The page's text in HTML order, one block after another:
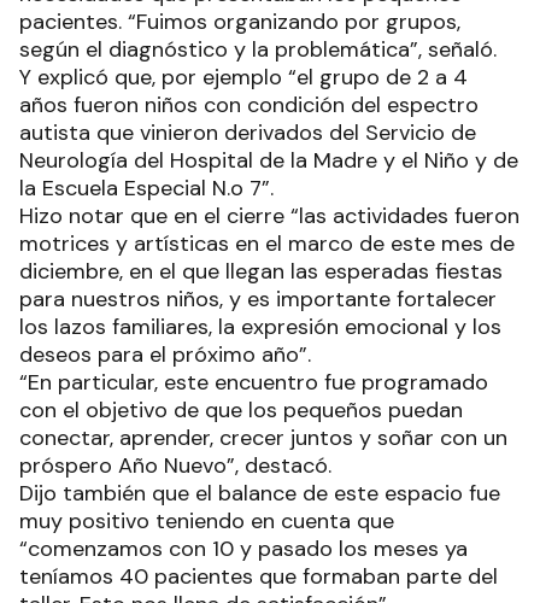
pacientes. “Fuimos organizando por grupos,
según el diagnóstico y la problemática”, señaló.
Y explicó que, por ejemplo “el grupo de 2 a 4
años fueron niños con condición del espectro
autista que vinieron derivados del Servicio de
Neurología del Hospital de la Madre y el Niño y de
la Escuela Especial N.o 7”.
Hizo notar que en el cierre “las actividades fueron
motrices y artísticas en el marco de este mes de
diciembre, en el que llegan las esperadas fiestas
para nuestros niños, y es importante fortalecer
los lazos familiares, la expresión emocional y los
deseos para el próximo año”.
“En particular, este encuentro fue programado
con el objetivo de que los pequeños puedan
conectar, aprender, crecer juntos y soñar con un
próspero Año Nuevo”, destacó.
Dijo también que el balance de este espacio fue
muy positivo teniendo en cuenta que
“comenzamos con 10 y pasado los meses ya
teníamos 40 pacientes que formaban parte del